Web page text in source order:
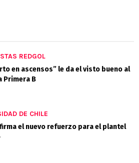
REDGOL
en ascensos” le da el visto bueno al
Primera B
DE CHILE
el nuevo refuerzo para el plantel